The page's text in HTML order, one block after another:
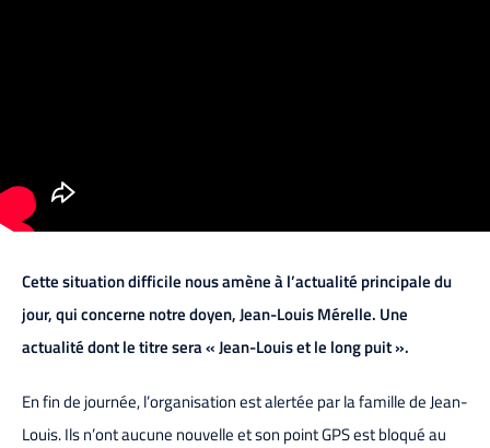
Cette situation difficile nous amène à l’actualité principale du
jour, qui concerne notre doyen, Jean-Louis Mérelle. Une
actualité dont le titre sera « Jean-Louis et le long puit ».
En fin de journée, l’organisation est alertée par la famille de Jean-
Louis. Ils n’ont aucune nouvelle et son point GPS est bloqué au